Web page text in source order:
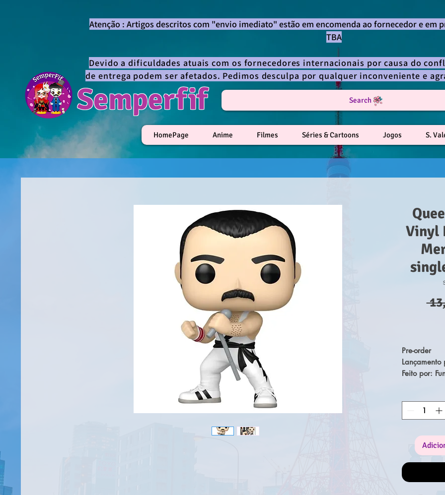
Semperfif
Atenção : Artigos descritos com "envio imediato" estão em encomenda ao fornecedor e em
TBA
Devido a dificuldades atuais com os fornecedores internacionais por causa do
de entrega podem ser afetados. Pedimos desculpa por qualquer inconveniente e
Search
HomePage Anime Filmes Séries & Cartoons Jogos S.
Vinyl
Pre-order
Feito por:
Da popular
top de vinil.
Certifica-te